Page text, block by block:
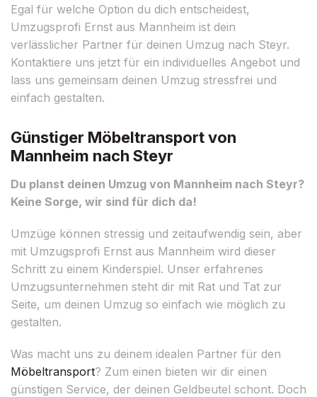
Egal für welche Option du dich entscheidest,
Umzugsprofi Ernst aus Mannheim ist dein
verlässlicher Partner für deinen Umzug nach Steyr.
Kontaktiere uns jetzt für ein individuelles Angebot und
lass uns gemeinsam deinen Umzug stressfrei und
einfach gestalten.
Günstiger Möbeltransport von
Mannheim nach Steyr
Du planst deinen Umzug von Mannheim nach Steyr?
Keine Sorge, wir sind für dich da!
Umzüge können stressig und zeitaufwendig sein, aber
mit Umzugsprofi Ernst aus Mannheim wird dieser
Schritt zu einem Kinderspiel. Unser erfahrenes
Umzugsunternehmen steht dir mit Rat und Tat zur
Seite, um deinen Umzug so einfach wie möglich zu
gestalten.
Was macht uns zu deinem idealen Partner für den
Möbeltransport? Zum einen bieten wir dir einen
günstigen Service, der deinen Geldbeutel schont. Doch